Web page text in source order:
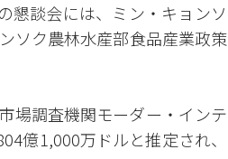
懇談会には、ミン・キョンソ
ソク農林水産部食品産業政策
場調査機関モーダー・インテ
億1,000万ドルと推定され、